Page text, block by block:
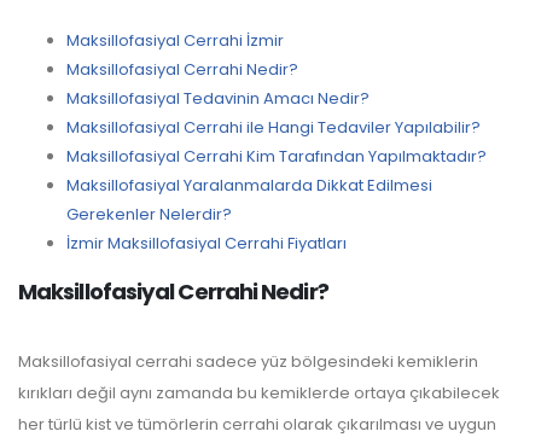
Maksillofasiyal Cerrahi İzmir
Maksillofasiyal Cerrahi Nedir?
Maksillofasiyal Tedavinin Amacı Nedir?
Maksillofasiyal Cerrahi ile Hangi Tedaviler Yapılabilir?
Maksillofasiyal Cerrahi Kim Tarafından Yapılmaktadır?
Maksillofasiyal Yaralanmalarda Dikkat Edilmesi
Gerekenler Nelerdir?
İzmir Maksillofasiyal Cerrahi Fiyatları
Maksillofasiyal Cerrahi Nedir?
Maksillofasiyal cerrahi sadece yüz bölgesindeki kemiklerin
kırıkları değil aynı zamanda bu kemiklerde ortaya çıkabilecek
her türlü kist ve tümörlerin cerrahi olarak çıkarılması ve uygun